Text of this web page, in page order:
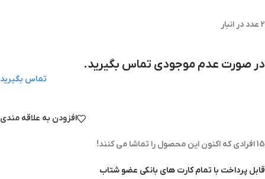
2 عدد در انبار
در صورت عدم موجودی تماس بگیرید.
تماس بگیرید
افزودن به علاقه مندی
15افرادی که اکنون این محصول را تماشا می کنند!
قابل پرداخت با تمام کارت های بانکی عضو شتاب